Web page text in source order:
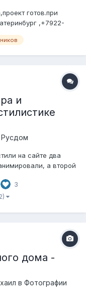
готов.при
,+7922-
и
на сайте два
а второй
восстановили
деревянного
3
дома -
в Фотографии